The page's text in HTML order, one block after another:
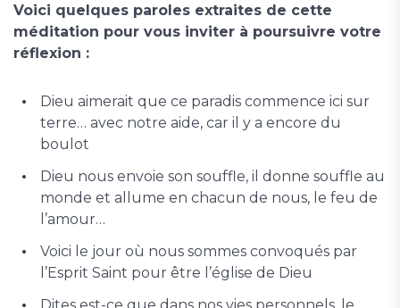
Voici quelques paroles extraites de cette
méditation pour vous inviter à poursuivre votre
réflexion :
Dieu aimerait que ce paradis commence ici sur
terre… avec notre aide, car il y a encore du
boulot
Dieu nous envoie son souffle, il donne souffle au
monde et allume en chacun de nous, le feu de
l’amour…
Voici le jour où nous sommes convoqués par
l’Esprit Saint pour être l’église de Dieu
Dites est-ce que dans nos vies personnels, le